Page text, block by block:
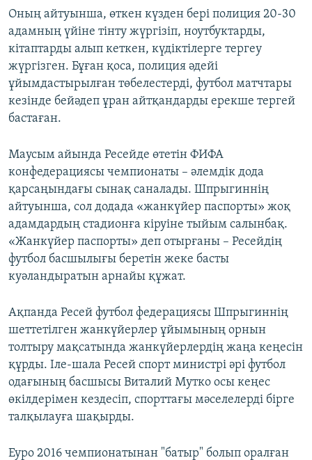
Оның айтуынша, өткен күзден бері полиция 20-30
адамның үйіне тінту жүргізіп, ноутбуктарды,
кітаптарды алып кеткен, күдіктілерге тергеу
жүргізген. Бұған қоса, полиция әдейі
ұйымдастырылған төбелестерді, футбол матчтары
кезінде бейәдеп ұран айтқандарды ерекше тергей
бастаған.
Маусым айында Ресейде өтетін ФИФА
конфедерациясы чемпионаты – әлемдік дода
қарсаңындағы сынақ саналады. Шпрыгиннің
айтуынша, сол додада «жанкүйер паспорты» жоқ
адамдардың стадионға кіруіне тыйым салынбақ.
«Жанкүйер паспорты» деп отырғаны – Ресейдің
футбол басшылығы беретін жеке басты
куәландыратын арнайы құжат.
Ақпанда Ресей футбол федерациясы Шпрыгиннің
шеттетілген жанкүйерлер ұйымының орнын
толтыру мақсатында жанкүйерлердің жаңа кеңесін
құрды. Іле-шала Ресей спорт министрі әрі футбол
одағының басшысы Виталий Мутко осы кеңес
өкілдерімен кездесіп, спорттағы мәселелерді бірге
талқылауға шақырды.
Еуро 2016 чемпионатынан "батыр" болып оралған